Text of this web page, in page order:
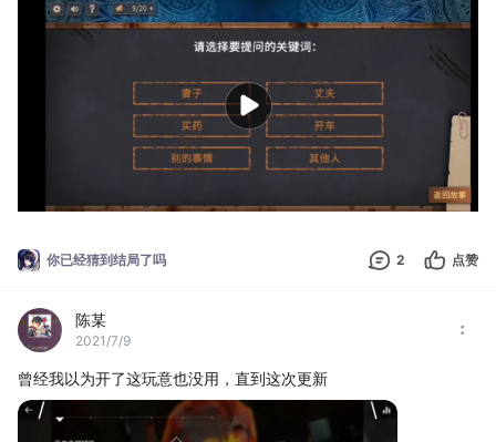
你已经猜到结局了吗 2 点赞
陈某
2021/7/9
曾经我以为开了这玩意也没用，直到这次更新